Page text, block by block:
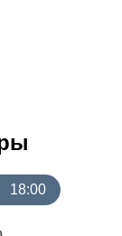
18:00